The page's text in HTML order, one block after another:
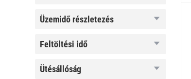
üzemidő
üzemidő részletezés
feltöltési
feltöltési idő
ütésállóság
ütésállóság